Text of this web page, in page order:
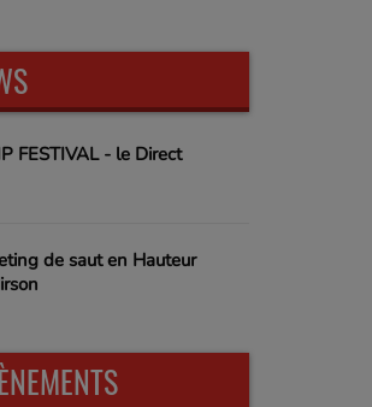
FESTIVAL - le Direct
de saut en Hauteur